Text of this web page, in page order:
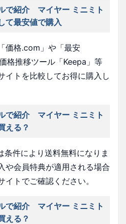
で紹介 マイヤー ミニミト
て最安値で購入
価格.com」や「最安
格推移ツール「Keepa」等
イトを比較してお得に購入し
で紹介 マイヤー ミニミト
える？
件により送料無料になりま
や会員特典が適用される場合
トでご確認ください。
で紹介 マイヤー ミニミト
える？